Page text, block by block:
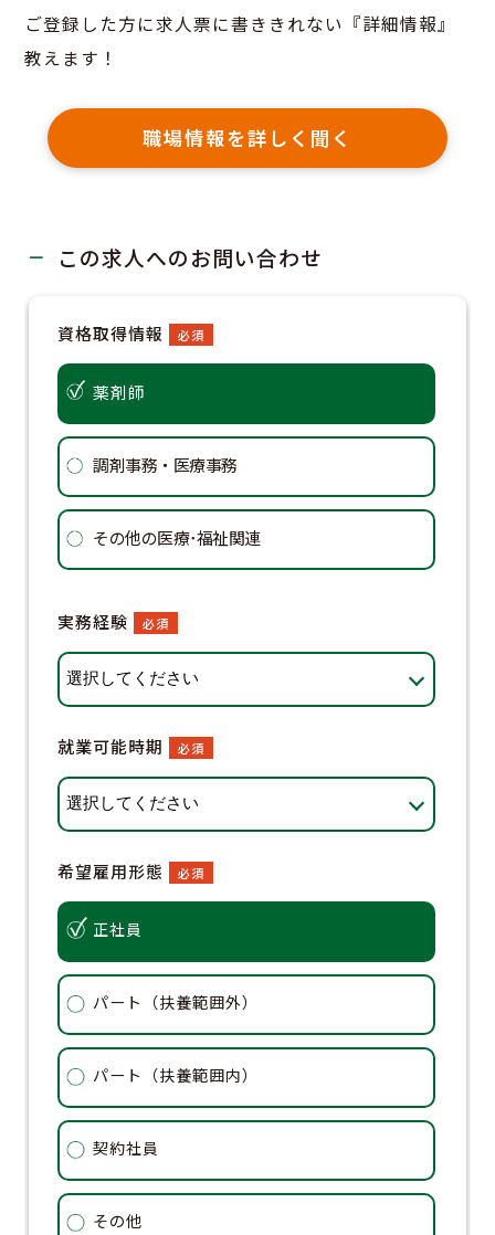
ご登録した方に求人票に書ききれない『詳細情報』
教えます！
職場情報を詳しく聞く
この求人へのお問い合わせ
資格取得情報 必須
薬剤師
調剤事務・医療事務
その他の医療･福祉関連
実務経験 必須
就業可能時期 必須
希望雇用形態 必須
正社員
パート（扶養範囲外）
パート（扶養範囲内）
契約社員
その他